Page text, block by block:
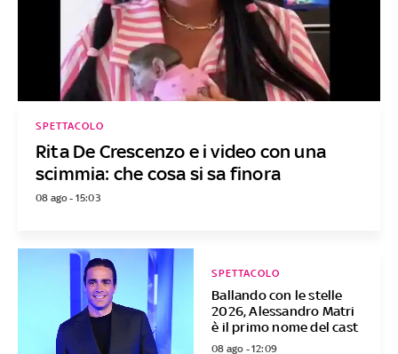
Rita De Crescenzo e i video con una
scimmia: che cosa si sa finora
SPETTACOLO
08 ago - 15:03
Ballando con le stelle
2026, Alessandro Matri
è il primo nome del cast
SPETTACOLO
08 ago - 12:09